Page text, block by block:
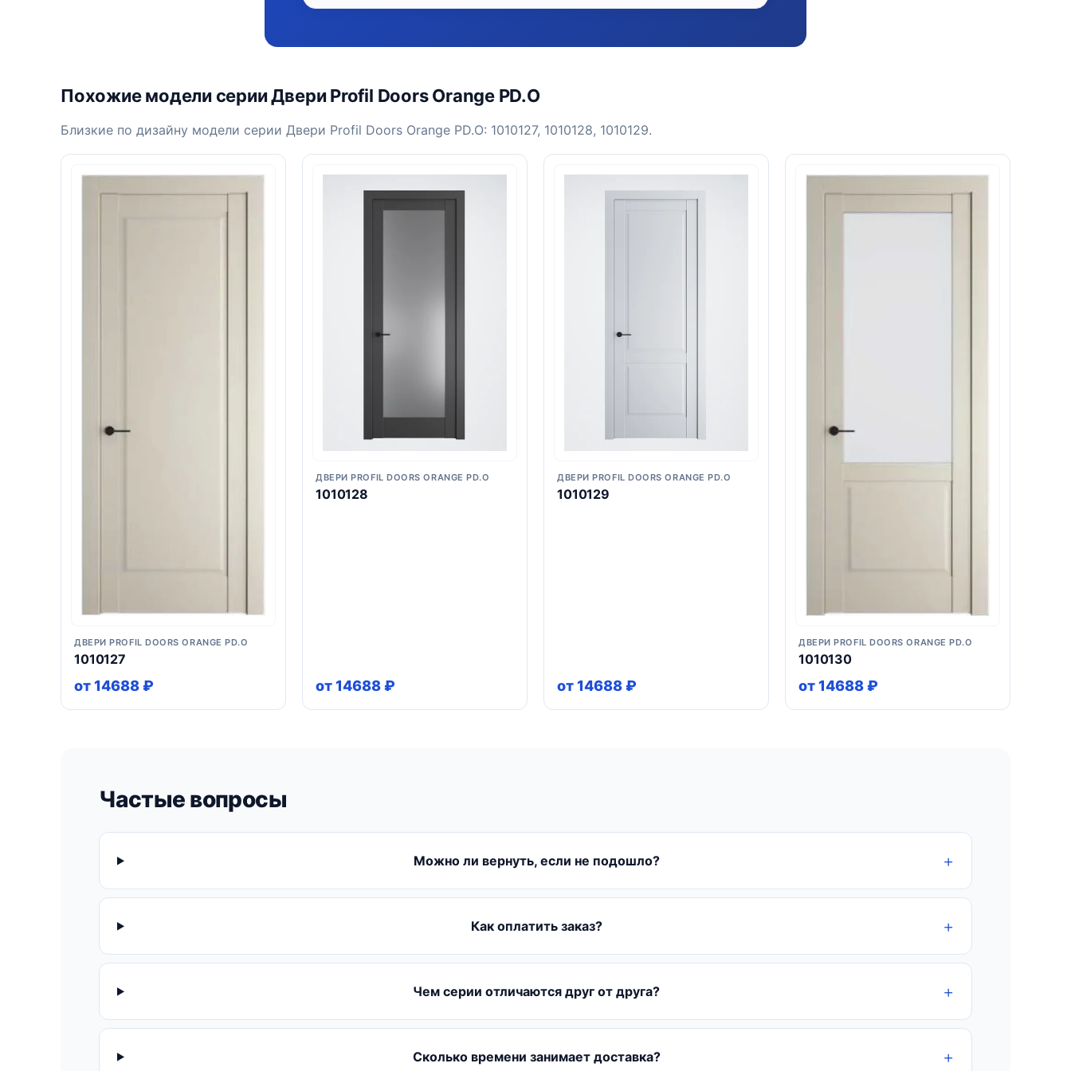
Похожие модели серии Двери Profil Doors Orange PD.O
Близкие по дизайну модели серии Двери Profil Doors Orange PD.O: 1010127, 1010128, 1010129.
ДВЕРИ PROFIL DOORS ORANGE PD.O
1010127
от 14688 ₽
ДВЕРИ PROFIL DOORS ORANGE PD.O
1010128
от 14688 ₽
ДВЕРИ PROFIL DOORS ORANGE PD.O
1010129
от 14688 ₽
ДВЕРИ PROFIL DOORS ORANGE PD.O
1010130
от 14688 ₽
Частые вопросы
Можно ли вернуть, если не подошло?
Как оплатить заказ?
Чем серии отличаются друг от друга?
Сколько времени занимает доставка?